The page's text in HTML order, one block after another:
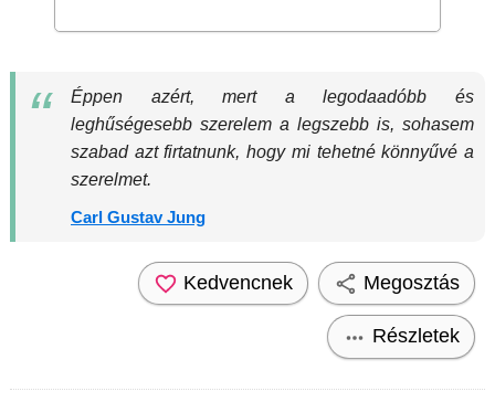
Éppen azért, mert a legodaadóbb és
leghűségesebb szerelem a legszebb is, sohasem
szabad azt firtatnunk, hogy mi tehetné könnyűvé a
szerelmet.
Carl Gustav Jung
Kedvencnek Megosztás
Részletek